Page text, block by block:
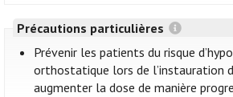
Précautions particulières
Prévenir les patients du risque
orthostatique lors de l’instauration
augmenter la dose de manière